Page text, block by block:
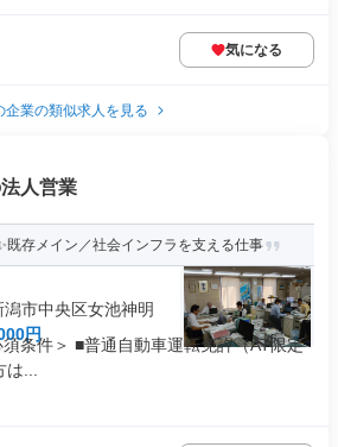
気になる
企業の類似求人を見る
人営業
既存メイン／社会インフラを支える仕事
市中央区女池神明
円
条件＞ ■普通自動車運転免許（AT限定
...